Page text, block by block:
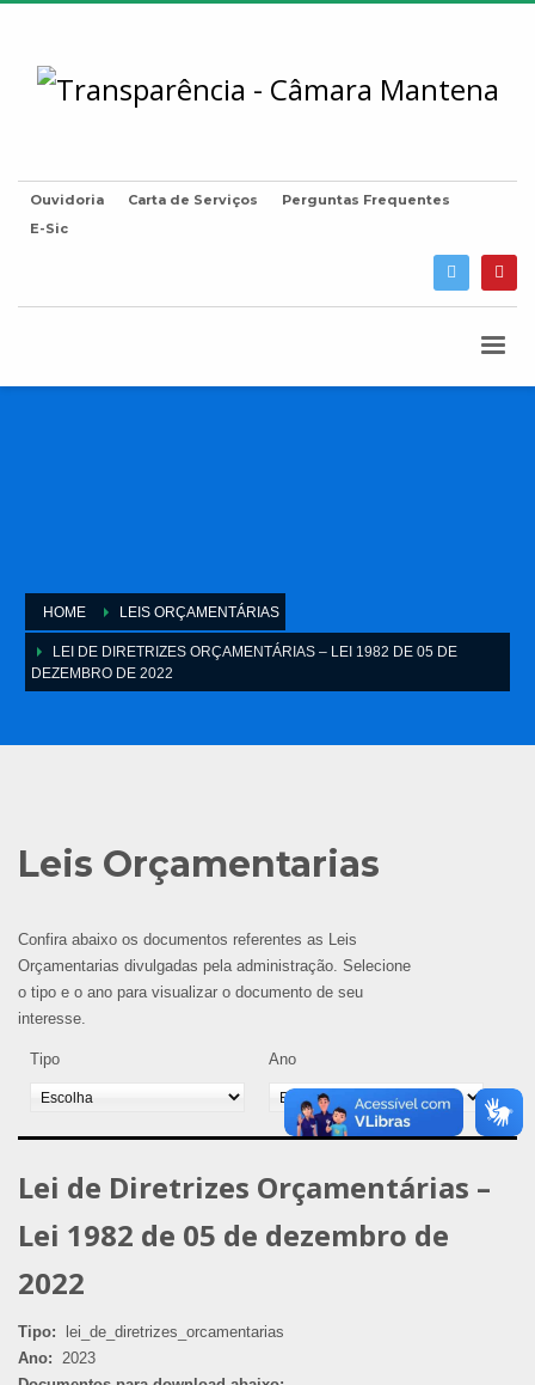
Ouvidoria Carta de Serviços
Perguntas Frequentes
E-Sic
HOME LEIS ORÇAMENTÁRIAS
LEI DE DIRETRIZES ORÇAMENTÁRIAS – LEI 1982 DE 05 DE
DEZEMBRO DE 2022
Leis Orçamentarias
Confira abaixo os documentos referentes as Leis
Orçamentarias divulgadas pela administração. Selecione
o tipo e o ano para visualizar o documento de seu
interesse.
Tipo Ano
Lei de Diretrizes Orçamentárias –
Lei 1982 de 05 de dezembro de
2022
Tipo:
lei_de_diretrizes_orcamentarias
Ano:
2023